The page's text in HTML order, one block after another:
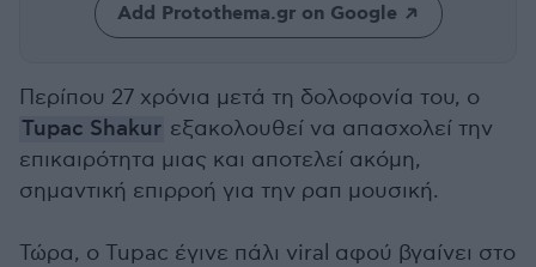
Add Protothema.gr on Google
Περίπου 27 χρόνια μετά τη δολοφονία του, ο
Tupac Shakur εξακολουθεί να απασχολεί την
επικαιρότητα μιας και αποτελεί ακόμη,
σημαντική επιρροή για την ραπ μουσική.
Τώρα, ο Tupac έγινε πάλι viral αφού βγαίνει στο